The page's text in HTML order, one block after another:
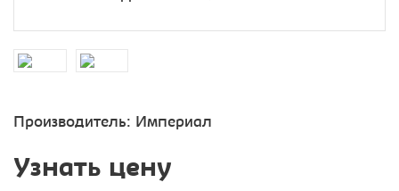
Производитель: Империал
Узнать цену